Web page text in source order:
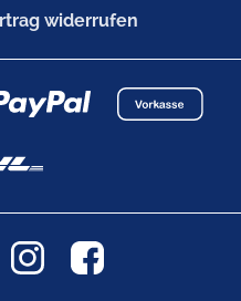
widerrufen